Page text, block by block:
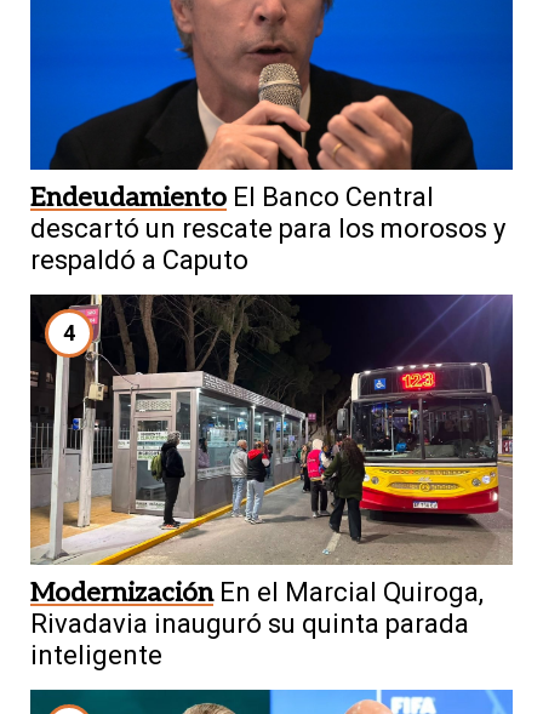
Endeudamiento El Banco Central
descartó un rescate para los morosos y
respaldó a Caputo
4
Modernización En el Marcial Quiroga,
Rivadavia inauguró su quinta parada
inteligente